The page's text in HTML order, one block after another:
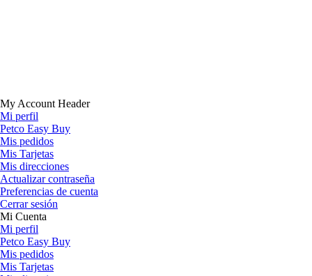
My Account Header
Mi perfil
Petco Easy Buy
Mis pedidos
Mis Tarjetas
Mis direcciones
Actualizar contraseña
Preferencias de cuenta
Cerrar sesión
Mi Cuenta
Mi perfil
Petco Easy Buy
Mis pedidos
Mis Tarjetas